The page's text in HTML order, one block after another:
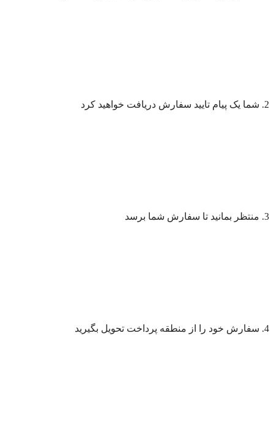
2. شما یک پیام تایید سفارش دریافت خواهید کرد
3. منتظر بمانید تا سفارش شما برسد
4. سفارش خود را از منطقه پرداخت تحویل بگیرید